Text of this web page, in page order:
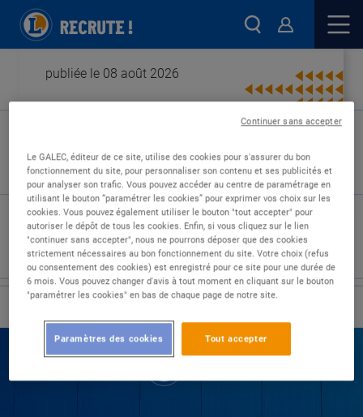
publiée le 08 août 2026
Type de contrat :
Expérience :
Études :
Le GALEC, éditeur de ce site, utilise des cookies pour s'assurer du bon
fonctionnement du site, pour personnaliser son contenu et ses publicités et
pour analyser son trafic. Vous pouvez accéder au centre de paramétrage en
utilisant le bouton “paramétrer les cookies” pour exprimer vos choix sur les
cookies. Vous pouvez également utiliser le bouton "tout accepter" pour
autoriser le dépôt de tous les cookies. Enfin, si vous cliquez sur le lien
"continuer sans accepter", nous ne pourrons déposer que des cookies
strictement nécessaires au bon fonctionnement du site. Votre choix (refus
ou consentement des cookies) est enregistré pour ce site pour une durée de
6 mois. Vous pouvez changer d'avis à tout moment en cliquant sur le bouton
"paramétrer les cookies" en bas de chaque page de notre site.
Tout accepter
Paramètres des cookies
Continuer sans accepter